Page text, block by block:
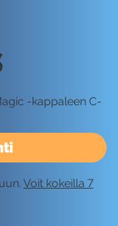
-kappaleen C-
Voit kokeilla 7